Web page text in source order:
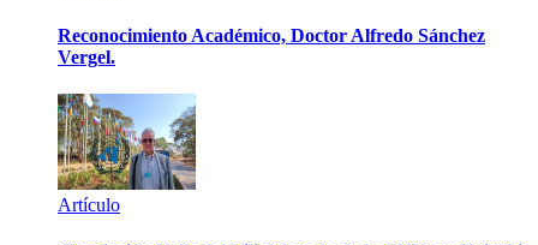
Reconocimiento Académico, Doctor Alfredo Sánchez
Vergel.
Artículo